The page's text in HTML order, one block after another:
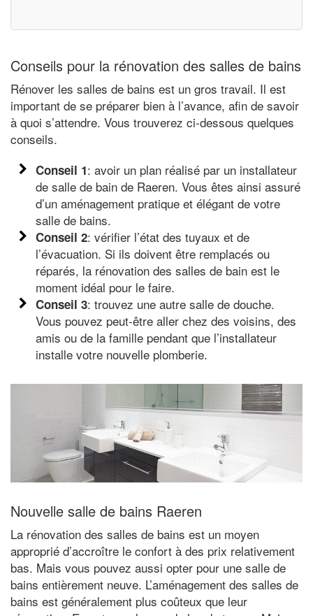
Conseils pour la rénovation des salles de bains
Rénover les salles de bains est un gros travail. Il est
important de se préparer bien à l’avance, afin de savoir
à quoi s’attendre. Vous trouverez ci-dessous quelques
conseils.
Conseil 1: avoir un plan réalisé par un installateur
de salle de bain de Raeren. Vous êtes ainsi assuré
d’un aménagement pratique et élégant de votre
salle de bains.
Conseil 2: vérifier l’état des tuyaux et de
l’évacuation. Si ils doivent être remplacés ou
réparés, la rénovation des salles de bain est le
moment idéal pour le faire.
Conseil 3: trouvez une autre salle de douche.
Vous pouvez peut-être aller chez des voisins, des
amis ou de la famille pendant que l’installateur
installe votre nouvelle plomberie.
Nouvelle salle de bains Raeren
La rénovation des salles de bains est un moyen
approprié d’accroître le confort à des prix relativement
bas. Mais vous pouvez aussi opter pour une salle de
bains entièrement neuve. L’aménagement des salles de
bains est généralement plus coûteux que leur